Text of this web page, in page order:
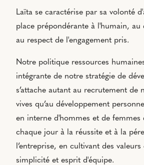
Laïta se caractérise par sa volonté
place prépondérante à l'humain, au
au respect de l'engagement pris.
Notre politique ressources
intégrante de notre stratégie de
s’attache autant au recrutement de
vives qu’au développement
en interne d'hommes et de
chaque jour à la réussite et à la
l’entreprise, en cultivant des
simplicité et esprit d'équipe.